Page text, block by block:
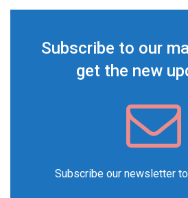
Subscribe to our
get the new
Subscribe our newsletter